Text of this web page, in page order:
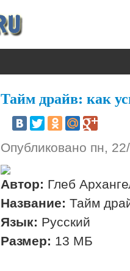
Тайм драйв: как
Опубликовано пн,
Автор: Глеб
Название: Тайм
Язык: Русский
Размер: 13 МБ